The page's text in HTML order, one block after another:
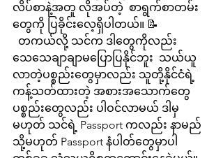
လိပ်စာနဲ့အတူ လိုအပ်တဲ့  စာရွက်စာတမ်း
တွေကို ပြခိုင်းလေ့ရှိပါတယ်။ 📝
သေသေချာချာမပြောပြနိုင်ဘူး  သယ်ယူ
လာတဲ့ပစ္စည်းတွေမှာလည်း သူတို့နိုင်ငံရဲ့
ကန့်သတ်ထားတဲ့ အစားအသောက်တွေ
ပစ္စည်းတွေလည်း ပါဝင်လာမယ် ဒါမှ
မဟုတ် သင်ရဲ့ Passport ကလည်း နာမည်
သို့မဟုတ် Passport နံပါတ်တွေမှာပါ